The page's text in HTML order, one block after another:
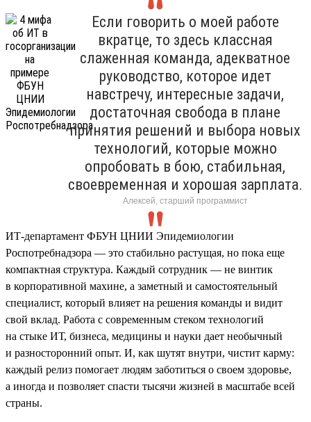
Если говорить о моей работе
вкратце, то здесь классная
слаженная команда, адекватное
руководство, которое идет
навстречу, интересные задачи,
достаточная свобода в плане
принятия решений и выбора новых
технологий, которые можно
опробовать в бою, стабильная,
своевременная и хорошая зарплата.
Алексей, старший программист
ИТ-департамент ФБУН ЦНИИ Эпидемиологии
Роспотребнадзора — это стабильно растущая, но пока еще
компактная структура. Каждый сотрудник — не винтик
в корпоративной махине, а заметный и самостоятельный
специалист, который влияет на решения команды и видит
свой вклад. Работа с современным стеком технологий
на стыке ИТ, бизнеса, медицины и науки дает необычный
и разносторонний опыт. И, как шутят внутри, чистит карму:
каждый релиз помогает людям заботиться о своем здоровье,
а иногда и позволяет спасти тысячи жизней в масштабе всей
страны.